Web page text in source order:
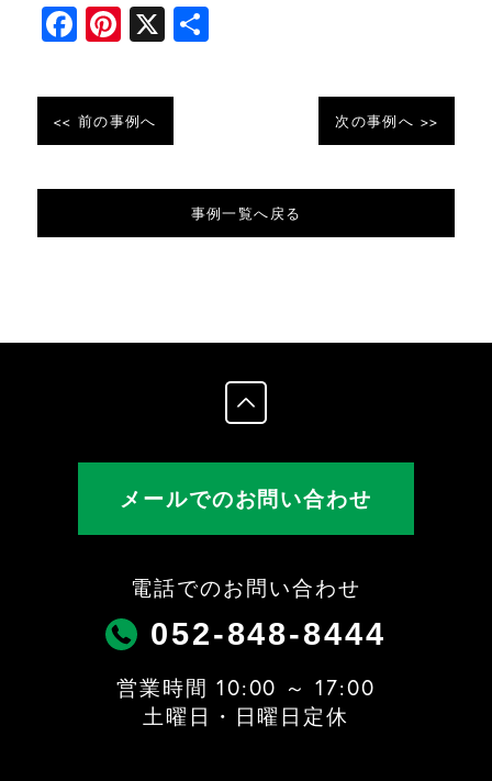
F
c
e
o
o
Pi
er
e
X 共
<< 前の事例へ 次の事例へ >>
事例一覧へ戻る
メールでのお問い合わせ
電話でのお問い合わせ
052-848-8444
営業時間 10:00 ～ 17:00
土曜日・日曜日定休